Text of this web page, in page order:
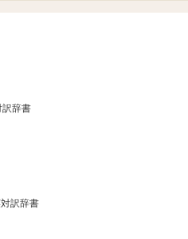
訳辞書
訳辞書